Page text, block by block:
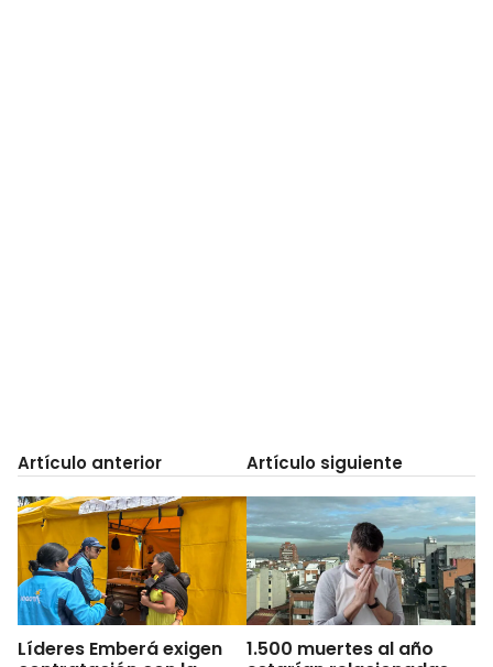
Artículo anterior
Líderes Emberá exigen
Artículo siguiente
1.500 muertes al año